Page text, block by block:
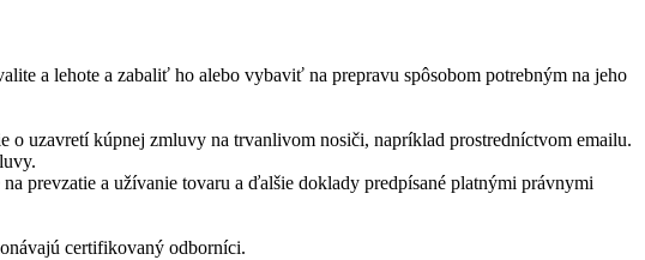
a lehote a zabaliť ho alebo vybaviť na prepravu spôsobom potrebným na jeho
uzavretí kúpnej zmluvy na trvanlivom nosiči, napríklad prostredníctvom emailu.
prevzatie a užívanie tovaru a ďalšie doklady predpísané platnými právnymi
certifikovaný odborníci.